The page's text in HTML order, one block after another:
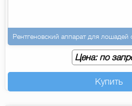
Рентгеновский аппарат для лошадей
Цена: по
Купить